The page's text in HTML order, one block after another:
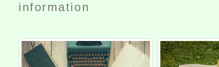
information